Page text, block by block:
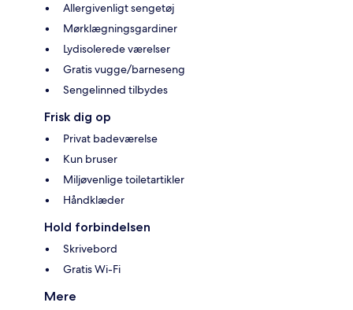
Allergivenligt sengetøj
Mørklægningsgardiner
Lydisolerede værelser
Gratis vugge/barneseng
Sengelinned tilbydes
Frisk dig op
Privat badeværelse
Kun bruser
Miljøvenlige toiletartikler
Håndklæder
Hold forbindelsen
Skrivebord
Gratis Wi-Fi
Mere